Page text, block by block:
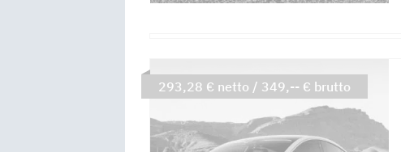
293,28 € netto / 349,-- € brutto